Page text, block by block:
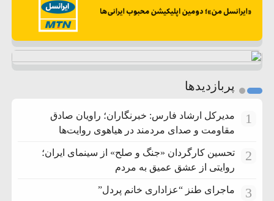
پربازدیدها
1
مدیرکل ارشاد فارس: خبرنگاران؛ راویان صادق
مقاومت و صدای مردمند در هیاهوی روایت‌ها
2
تحسین کارگردان «جنگ و صلح» از سینمای ایران؛
روایتی از عشق عمیق به مردم
3 ماجرای طنز “عزاداری خانم پردل”